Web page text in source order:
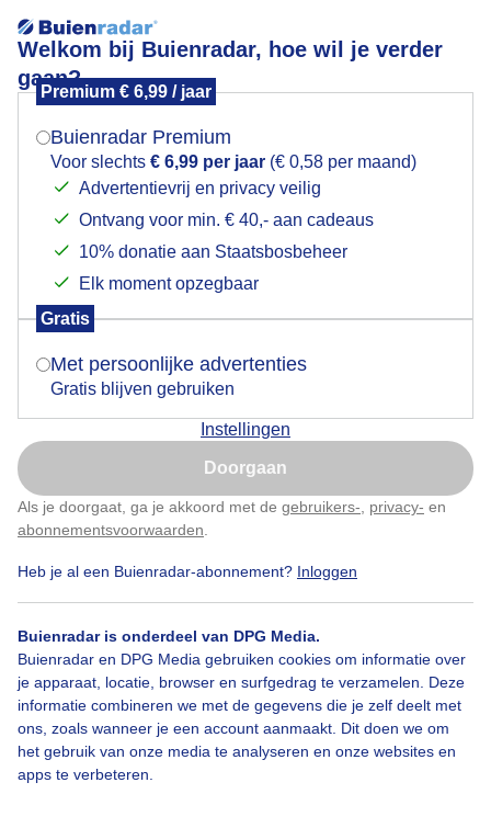
Welkom bij Buienradar, hoe wil je verder
gaan?
Premium € 6,99 / jaar
Buienradar Premium
Voor slechts € 6,99 per jaar (€ 0,58 per maand)
Advertentievrij en privacy veilig
Ontvang voor min. € 40,- aan cadeaus
10% donatie aan Staatsbosbeheer
Elk moment opzegbaar
Gratis
Met persoonlijke advertenties
Gratis blijven gebruiken
Instellingen
Doorgaan
Als je doorgaat, ga je akkoord met de gebruikers- privacy- en
abonnementsvoorwaarden
Heb je al een Buienradar-abonnement? Inloggen
Buienradar is onderdeel van DPG Media.
Buienradar en DPG Media gebruiken cookies om informatie over
je apparaat, locatie, browser en surfgedrag te verzamelen. Deze
informatie combineren we met de gegevens die je zelf deelt met
ons, zoals wanneer je een account aanmaakt. Dit doen we om
het gebruik van onze media te analyseren en onze websites en
apps te verbeteren.
Zonsopkomst IJsselmeer
Mooie start van de dag .
Door: Henri Gemaakt: 11-05-2026, 29x bekeken
Bekijk slideshow
Mogen we je locatie gebruiken voor het
Indien je hier nog geen akkoord op hebt gegeven,
verschijnt er zo een pop-up uit je browser waarin
Is goed, toon de popup
Nu niet, misschien later
Klik hierom dit aan te passen